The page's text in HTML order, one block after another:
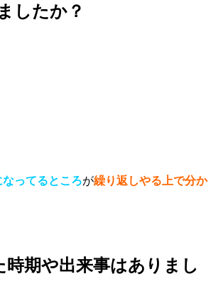
したか？
ってるところが繰り返しやる上で分か
時期や出来事はありまし